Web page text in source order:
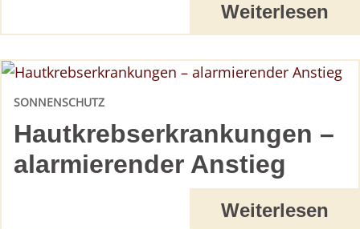
Weiterlesen
Hautkrebserkrankungen –
alarmierender Anstieg
SONNENSCHUTZ
Weiterlesen